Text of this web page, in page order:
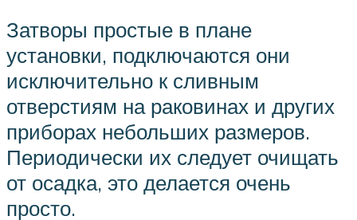
Затворы простые в плане
установки, подключаются они
исключительно к сливным
отверстиям на раковинах и других
приборах небольших размеров.
Периодически их следует очищать
от осадка, это делается очень
просто.